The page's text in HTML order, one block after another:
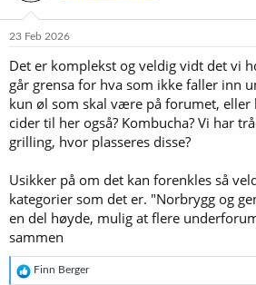
o
e
23 Feb 2026
Det er komplekst og veldig vidt det vi
går grensa for hva som ikke faller inn
kun øl som skal være på forumet,
cider til her også? Kombucha? Vi har
grilling, hvor plasseres disse?
Usikker på om det kan forenkles så
kategorier som det er. "Norbrygg og
en del høyde, mulig at flere
sammen
R
e
Finn Berger